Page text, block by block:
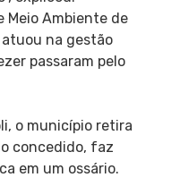
Meio Ambiente de
atuou na gestão
passaram pelo
o município retira
concedido, faz
em um ossário.